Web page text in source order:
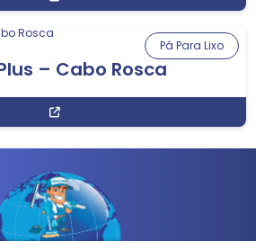
– Cabo Rosca
Pá Para Lixo